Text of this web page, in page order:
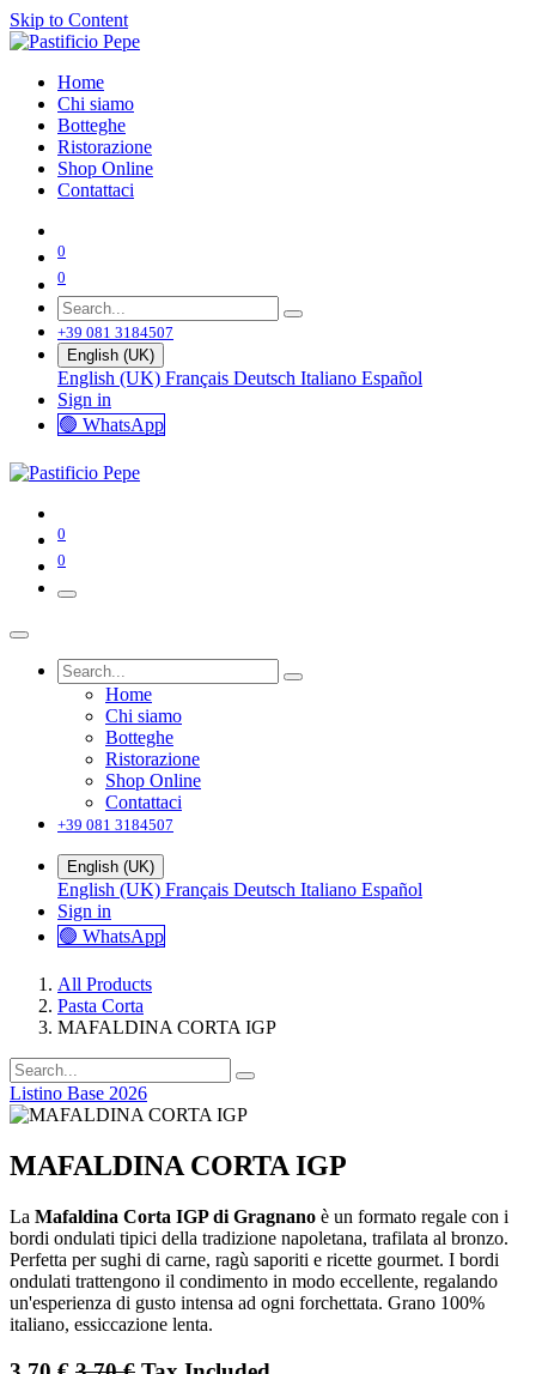
Skip to Content
Home
Chi siamo
Botteghe
Ristorazione
Shop Online
Contattaci
0
0
+39 081 3184507
English (UK)
English (UK) Français Deutsch Italiano Español
Sign in
🟢 WhatsApp
0
0
Home
Chi siamo
Botteghe
Ristorazione
Shop Online
Contattaci
+39 081 3184507
English (UK)
English (UK) Français Deutsch Italiano Español
Sign in
🟢 WhatsApp
All Products
Pasta Corta
MAFALDINA CORTA IGP
Listino Base 2026
MAFALDINA CORTA IGP
La Mafaldina Corta IGP di Gragnano è un formato regale con i
bordi ondulati tipici della tradizione napoletana, trafilata al bronzo.
Perfetta per sughi di carne, ragù saporiti e ricette gourmet. I bordi
ondulati trattengono il condimento in modo eccellente, regalando
un'esperienza di gusto intensa ad ogni forchettata. Grano 100%
italiano, essiccazione lenta.